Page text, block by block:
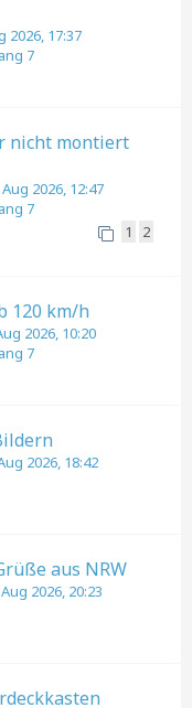
2026, 17:37
7
nicht montiert
2026, 12:47
7
1 2
120 km/h
2026, 10:20
7
2026, 18:42
aus NRW
2026, 20:23